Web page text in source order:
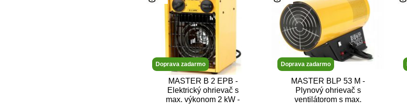
Doprava zadarmo
MASTER B 2 EPB -
Elektrický ohrievač s
max. výkonom 2 kW -
Doprava zadarmo
MASTER BLP 53 M -
Plynový ohrievač s
ventilátorom s max.